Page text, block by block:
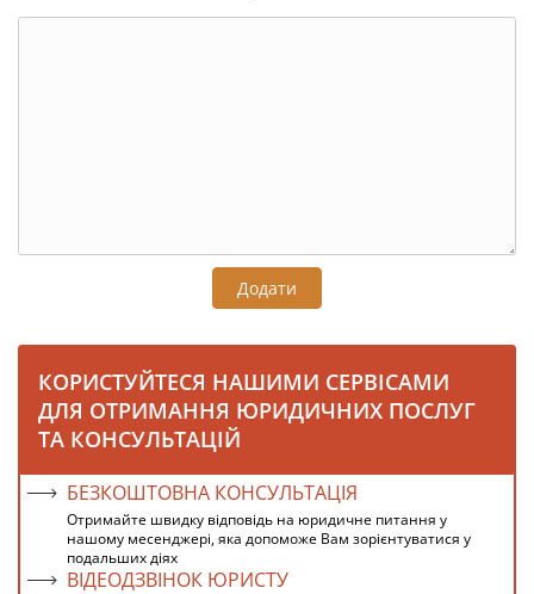
Додати
КОРИСТУЙТЕСЯ НАШИМИ СЕРВІСАМИ
ДЛЯ ОТРИМАННЯ ЮРИДИЧНИХ ПОСЛУГ
ТА КОНСУЛЬТАЦІЙ
БЕЗКОШТОВНА КОНСУЛЬТАЦІЯ
Отримайте швидку відповідь на юридичне питання у
нашому месенджері, яка допоможе Вам зорієнтуватися у
подальших діях
ВІДЕОДЗВІНОК ЮРИСТУ